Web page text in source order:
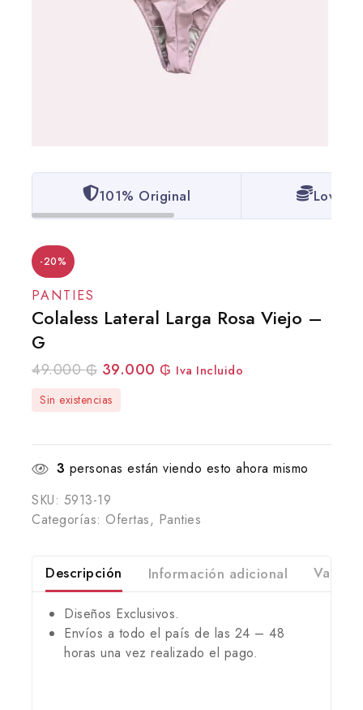
101% Original Lowest
-20%
PANTIES
Colaless Lateral Larga Rosa Viejo –
G
49.000₲ 39.000 ₲ Iva Incluido
Sin existencias
3 personas están viendo esto ahora mismo
SKU: 5913-19
Categorías: Ofertas, Panties
Descripción Información adicional
Diseños Exclusivos.
Envíos a todo el país de las 24 – 48
horas una vez realizado el pago.